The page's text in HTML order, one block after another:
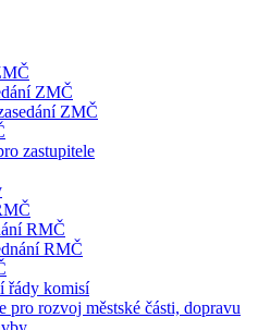
ZMČ
ZMČ
zastupitele
RMČ
RMČ
řády komisí
pro rozvoj městské části, dopravu